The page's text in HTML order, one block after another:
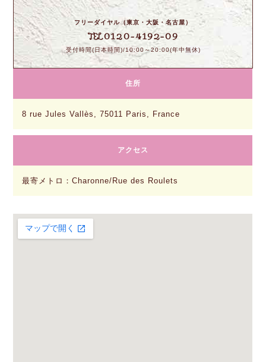
フリーダイヤル（東京・大阪・名古屋）
TEL0120-4192-09
受付時間(日本時間)/10:00～20:00(年中無休)
住所
8 rue Jules Vallès, 75011 Paris, France
アクセス
最寄メトロ：Charonne/Rue des Roulets